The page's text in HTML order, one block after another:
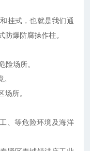
挂式，也就是我们通
防爆防腐操作柱。
险场所。
场所。
、等危险环境及海洋